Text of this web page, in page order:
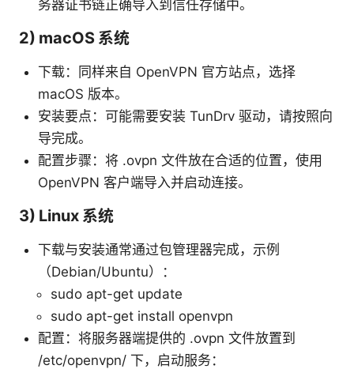
务器证书链正确导入到信任存储中。
2) macOS 系统
下载：同样来自 OpenVPN 官方站点，选择
macOS 版本。
安装要点：可能需要安装 TunDrv 驱动，请按照向
导完成。
配置步骤：将 .ovpn 文件放在合适的位置，使用
OpenVPN 客户端导入并启动连接。
3) Linux 系统
下载与安装通常通过包管理器完成，示例
（Debian/Ubuntu）：
sudo apt-get update
sudo apt-get install openvpn
配置：将服务器端提供的 .ovpn 文件放置到
/etc/openvpn/ 下，启动服务：